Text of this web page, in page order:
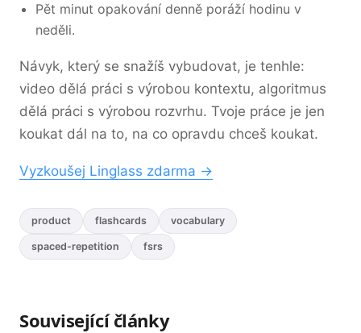
Pět minut opakování denně poráží hodinu v
neděli.
Návyk, který se snažíš vybudovat, je tenhle:
video dělá práci s výrobou kontextu, algoritmus
dělá práci s výrobou rozvrhu. Tvoje práce je jen
koukat dál na to, na co opravdu chceš koukat.
Vyzkoušej Linglass zdarma →
product flashcards vocabulary
spaced-repetition fsrs
Související články